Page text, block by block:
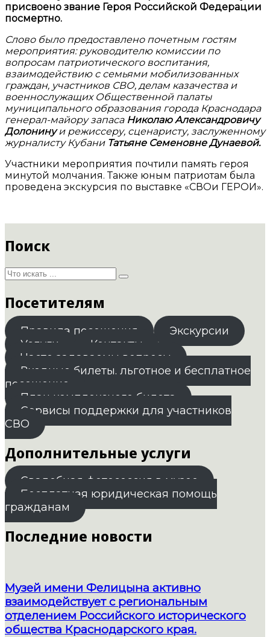
присвоено звание Героя Российской Федерации
посмертно.
Слово было предоставлено почетным гостям
мероприятия: руководителю комиссии по
вопросам патриотического воспитания,
взаимодействию с семьями мобилизованных
граждан, участников СВО, делам казачества и
военнослужащих Общественной палаты
муниципального образования города Краснодара
генерал-майору запаса Николаю Александровичу
Долонинуи режиссеру, сценаристу, заслуженному
журналисту Кубани Татьяне Семеновне Дунаевой.
Участники мероприятия почтили память героя
минутой молчания. Также юным патриотам была
проведена экскурсия по выставке «СВОи ГЕРОИ».
Поиск
Посетителям
Правила посещения
Экскурсии
Услуги
Контакты
Часто задаваемы вопросы
Входные билеты. льготное и бесплатное
посещение
План комплексного билета
Сервисы поддержки для участников
СВО
Дополнительные услуги
Свадебная фотосессия в музее
Бесплатная юридическая помощь
гражданам
Последние новости
Музей имени Фелицына активно
взаимодействует с региональным
отделением Российского исторического
общества Краснодарского края.